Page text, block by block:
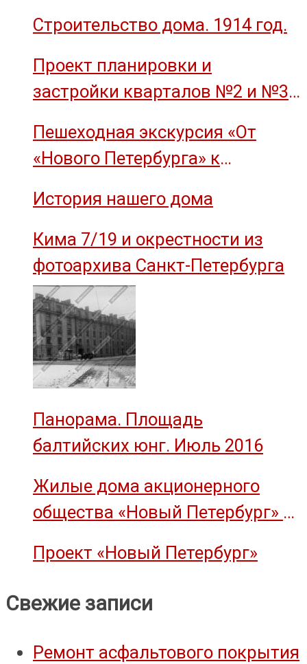
Строительство дома. 1914 год.
Проект планировки и
застройки кварталов №2 и №3
Пешеходная экскурсия «От
«Нового Петербурга» к
им. М.И. Калинина»
История нашего дома
Кима 7/19 и окрестности из
фотоархива Санкт-Петербурга
Панорама. Площадь
балтийских юнг. Июль 2016
Жилые дома акционерного
общества «Новый Петербург» —
Проект «Новый Петербург»
Свежие записи
Ремонт асфальтового покрытия